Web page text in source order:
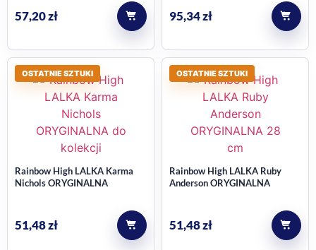
57,20zł 95,34zł
OSTATNIE SZTUKI
Rainbow High LALKA Karma
Nichols ORYGINALNA
51,48zł
OSTATNIE SZTUKI
Rainbow High LALKA Ruby
Anderson ORYGINALNA
51,48zł